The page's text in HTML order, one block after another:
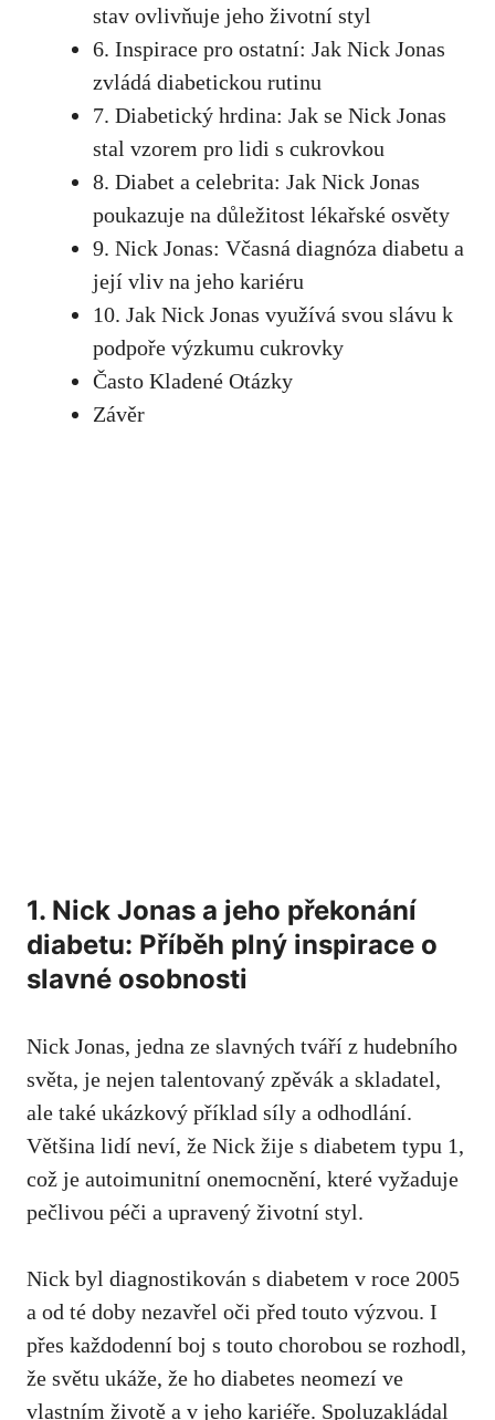
stav ovlivňuje jeho životní styl
6.‍ Inspirace pro ⁣ostatní: Jak Nick Jonas⁣
zvládá‍ diabetickou rutinu
7. ⁣Diabetický ​hrdina:⁢ Jak se ‍Nick Jonas
stal⁣ vzorem pro lidi‍ s cukrovkou
8.⁢ Diabet a ​celebrita: Jak ​Nick​ Jonas
‍poukazuje na důležitost​ lékařské ⁢osvěty
9.‍ Nick Jonas:⁣ Včasná diagnóza diabetu a
její vliv na ⁢jeho⁣ kariéru
10. Jak‍ Nick Jonas ​využívá ⁣svou slávu k ​
podpoře výzkumu cukrovky
Často Kladené Otázky
Závěr
1. Nick Jonas a jeho​ překonání
diabetu: Příběh plný inspirace o
⁢slavné osobnosti
Nick Jonas, jedna‍ ze slavných tváří z hudebního
světa, je nejen talentovaný zpěvák a ⁤skladatel,
ale také⁣ ukázkový příklad‌ síly a odhodlání.
⁢Většina lidí neví, že Nick žije‌ s diabetem typu 1,
⁣což ‍je autoimunitní onemocnění, které ‌vyžaduje
pečlivou péči a ⁣upravený životní styl.
Nick⁢ byl diagnostikován s diabetem v roce 2005
a ⁢od té doby⁢ nezavřel oči před touto výzvou. ​I
přes každodenní boj ⁤s touto ⁤chorobou se rozhodl,
že ⁣světu ukáže, ‌že ho diabetes neomezí ve
‌vlastním⁢ životě a v ⁢jeho⁢ kariéře. Spoluzakládal